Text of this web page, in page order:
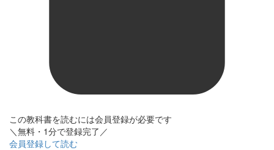
この教科書を読むには会員登録が必要です
＼無料・1分で登録完了／
会員登録して読む